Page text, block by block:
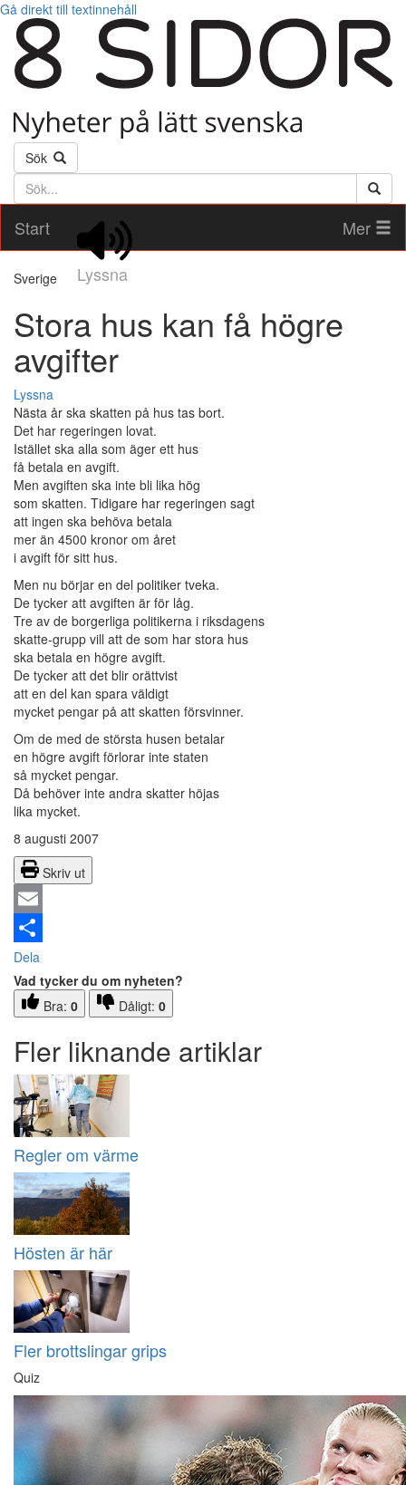
Gå direkt till textinnehåll
Sök
Söktext
Start
Lyssna
Mer
Sverige
Stora hus kan få högre
avgifter
Lyssna
Nästa år ska skatten på hus tas bort.
Det har regeringen lovat.
Istället ska alla som äger ett hus
få betala en avgift.
Men avgiften ska inte bli lika hög
som skatten. Tidigare har regeringen sagt
att ingen ska behöva betala
mer än 4500 kronor om året
i avgift för sitt hus.
Men nu börjar en del politiker tveka.
De tycker att avgiften är för låg.
Tre av de borgerliga politikerna i riksdagens
skatte-grupp vill att de som har stora hus
ska betala en högre avgift.
De tycker att det blir orättvist
att en del kan spara väldigt
mycket pengar på att skatten försvinner.
Om de med de största husen betalar
en högre avgift förlorar inte staten
så mycket pengar.
Då behöver inte andra skatter höjas
lika mycket.
8 augusti 2007
Skriv ut
Email
Dela
Vad tycker du om nyheten?
Bra: 0 Dåligt: 0
Fler liknande artiklar
Regler om värme
Hösten är här
Fler brottslingar grips
Quiz